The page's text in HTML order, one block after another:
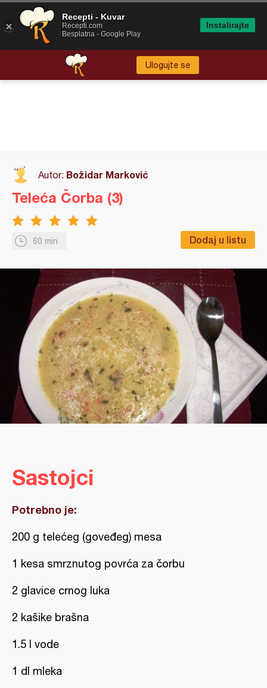
Ulogujte se
Autor: Božidar Marković
60 min Dodaj u listu
Teleća Čorba (3)
Sastojci
Potrebno je:
200 g telećeg (goveđeg) mesa
1 kesa smrznutog povrća za čorbu
2 glavice crnog luka
2 kašike brašna
1.5 l vode
1 dl mleka
Recepti - Kuvar
Recepti.com
Besplatna - Google Play
Instalirajte